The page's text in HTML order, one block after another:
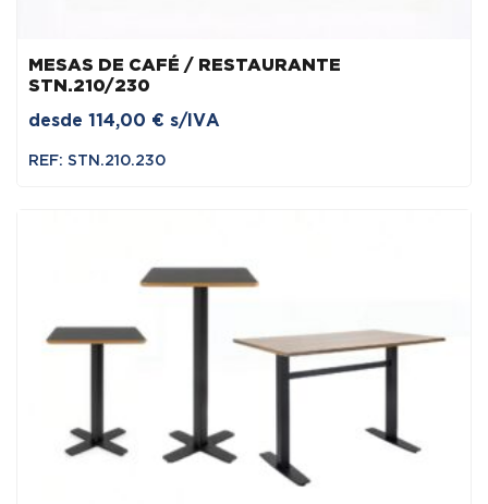
MESAS DE CAFÉ / RESTAURANTE
STN.210/230
desde 114,00 € s/IVA
REF: STN.210.230